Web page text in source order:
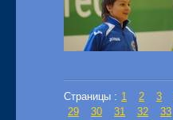
Страницы : 1 2 3
29
30 31 32 33